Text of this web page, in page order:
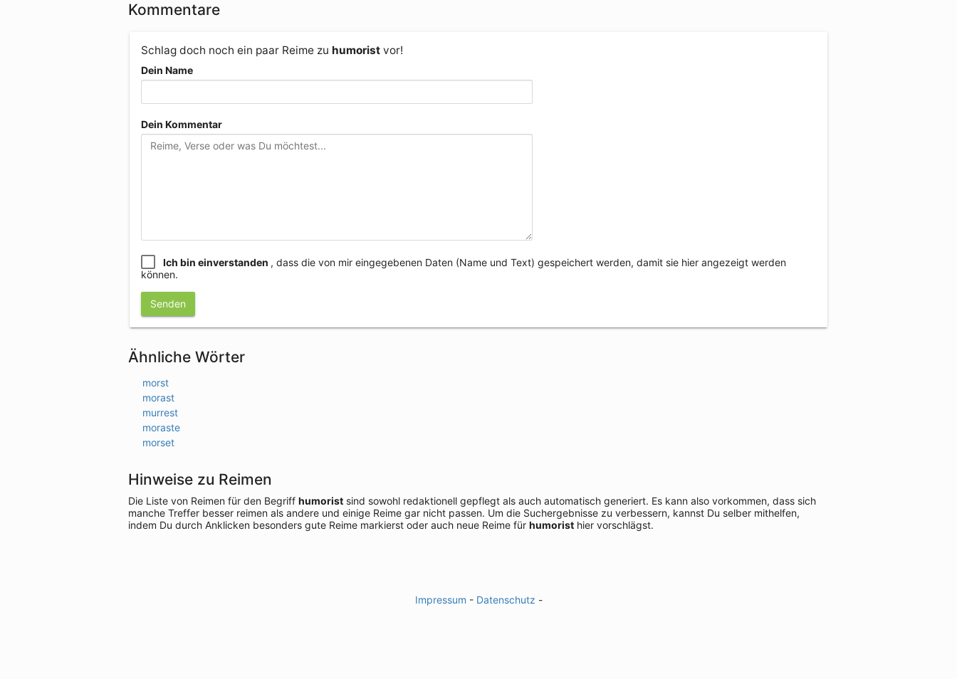
Kommentare
Schlag doch noch ein paar Reime zu humorist vor!
Dein Name
Dein Kommentar
Ich bin einverstanden , dass die von mir eingegebenen Daten (Name und Text) gespeichert werden, damit sie hier angezeigt werden
können.
Senden
Ähnliche Wörter
morst
morast
murrest
moraste
morset
Hinweise zu Reimen
Die Liste von Reimen für den Begriff humorist sind sowohl redaktionell gepflegt als auch automatisch generiert. Es kann also vorkommen, dass sich
manche Treffer besser reimen als andere und einige Reime gar nicht passen. Um die Suchergebnisse zu verbessern, kannst Du selber mithelfen,
indem Du durch Anklicken besonders gute Reime markierst oder auch neue Reime für humorist hier vorschlägst.
Impressum - Datenschutz -